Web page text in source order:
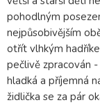
pohodlným
nejpůsobivějším
otřít vlhkým
pečlivě zpracován
hladká a příjemná
židlička se za pár